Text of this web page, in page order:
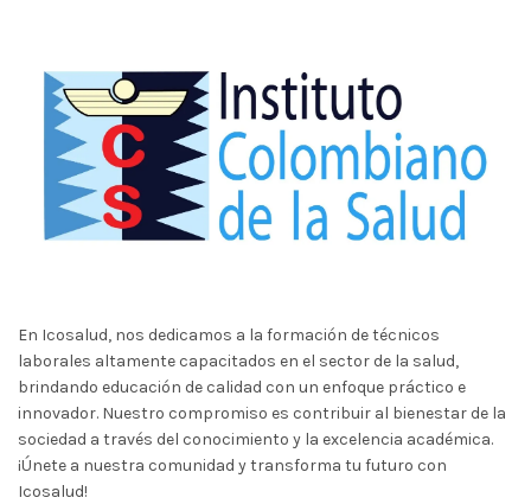
En Icosalud, nos dedicamos a la formación de técnicos
laborales altamente capacitados en el sector de la salud,
brindando educación de calidad con un enfoque práctico e
innovador. Nuestro compromiso es contribuir al bienestar de la
sociedad a través del conocimiento y la excelencia académica.
¡Únete a nuestra comunidad y transforma tu futuro con
Icosalud!